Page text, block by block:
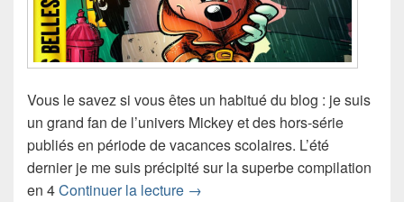
Vous le savez si vous êtes un habitué du blog : je suis
un grand fan de l’univers Mickey et des hors-série
publiés en période de vacances scolaires. L’été
dernier je me suis précipité sur la superbe compilation
en 4Continuer la lecture Le Journal de Mickey : 11
→